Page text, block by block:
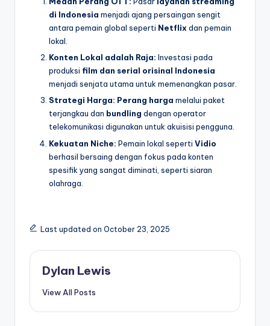
di Indonesia menjadi ajang persaingan sengit
antara pemain global seperti Netflix dan pemain
lokal.
Konten Lokal adalah Raja: Investasi pada
produksi film dan serial orisinal Indonesia
menjadi senjata utama untuk memenangkan pasar.
Strategi Harga: Perang harga melalui paket
terjangkau dan bundling dengan operator
telekomunikasi digunakan untuk akuisisi pengguna.
Kekuatan Niche: Pemain lokal seperti Vidio
berhasil bersaing dengan fokus pada konten
spesifik yang sangat diminati, seperti siaran
olahraga.
Last updated on October 23, 2025
Dylan Lewis
View All Posts